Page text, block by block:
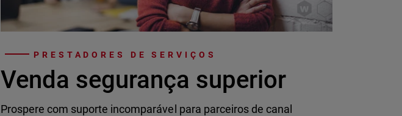
PRESTADORES DE SERVIÇOS
Venda segurança superior
Prospere com suporte incomparável para parceiros de canal